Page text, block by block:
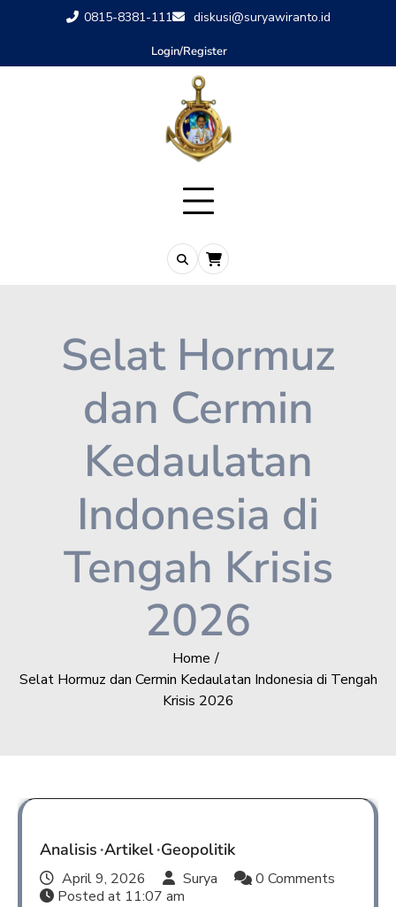
0815-8381-111 diskusi@suryawiranto.id
Login/Register
Selat Hormuz
dan Cermin
Kedaulatan
Indonesia di
Tengah Krisis
2026
Home
Selat Hormuz dan Cermin Kedaulatan Indonesia di Tengah
Krisis 2026
Analisis Artikel Geopolitik
April 9, 2026 Surya
0 Comments
Posted at 11:07 am